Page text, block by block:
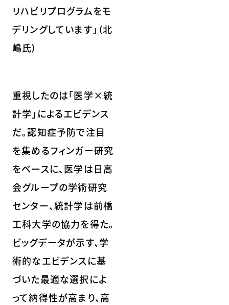
リハビリプログラムをモ
デリングしています」（北
嶋氏）
重視したのは「医学×統
計学」によるエビデンス
だ。認知症予防で注目
を集めるフィンガー研究
をベースに、医学は日高
会グループの学術研究
センター、統計学は前橋
工科大学の協力を得た。
ビッグデータが示す、学
術的なエビデンスに基
づいた最適な選択によ
って納得性が高まり、高